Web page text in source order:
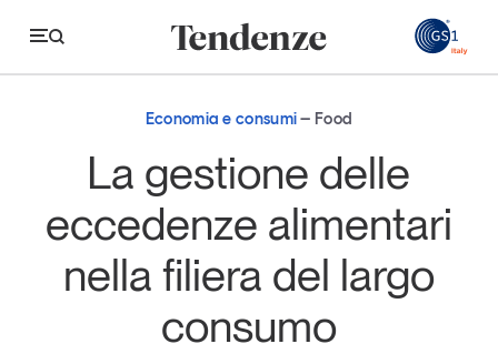
Tendenze
Economia e consumi
Innovazione
Logistica
Retail e brand
Economia e consumi Food
La gestione delle
eccedenze alimentari
nella filiera del largo
consumo